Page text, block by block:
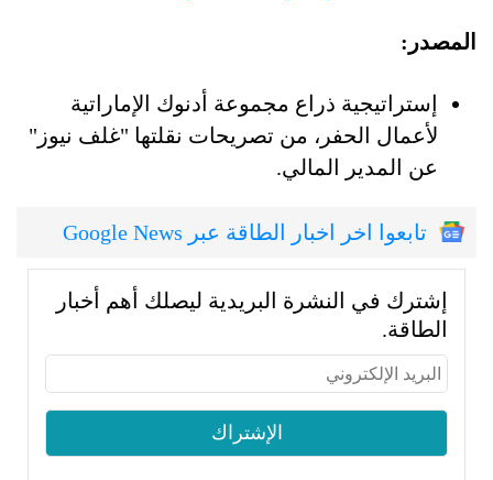
المصدر:
إستراتيجية ذراع مجموعة أدنوك الإماراتية
لأعمال الحفر، من تصريحات نقلتها "غلف نيوز"
عن المدير المالي.
تابعوا اخر اخبار الطاقة عبر Google News
إشترك في النشرة البريدية ليصلك أهم أخبار
الطاقة.